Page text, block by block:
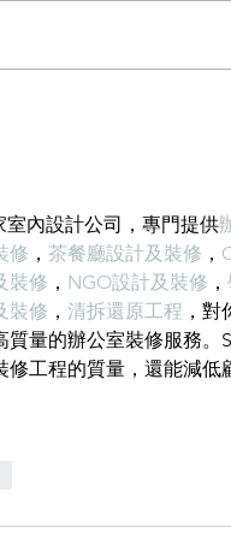
所需施工場
，這樣才能
利進行。清
影響整體平
內設計公司，專門提供
修 ， 茶餐廳設計及裝修 ，
裝修 ， NGO設計及裝修 ，
裝修 ， 清拆還原工程 ，
質量的辦公室裝修服務
工程的質量，還能減低